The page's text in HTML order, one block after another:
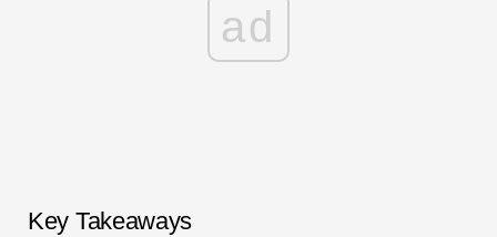
ad
Key Takeaways